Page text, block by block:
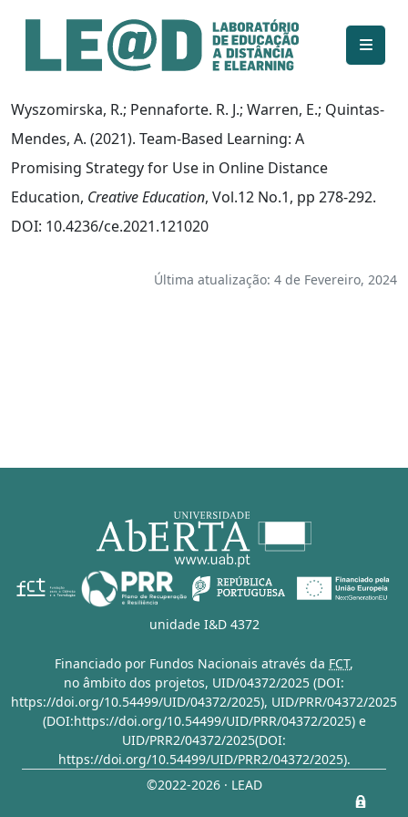
Ir para o conteúdo principal
Informações de acessibilidade
Mapa do site
Wyszomirska, R.; Pennaforte. R. J.; Warren, E.; Quintas-
Mendes, A. (2021). Team-Based Learning: A
Promising Strategy for Use in Online Distance
Education, Creative Education, Vol.12 No.1, pp 278-292.
DOI: 10.4236/ce.2021.121020
Última atualização: 4 de Fevereiro, 2024
unidade I&D 4372
Financiado por Fundos Nacionais através da FCT,
no âmbito dos projetos, UID/04372/2025 (DOI:
https://doi.org/10.54499/UID/04372/2025), UID/PRR/04372/2025
(DOI:https://doi.org/10.54499/UID/PRR/04372/2025)e
UID/PRR2/04372/2025(DOI:
https://doi.org/10.54499/UID/PRR2/04372/2025).
©2022-2026 · LEAD